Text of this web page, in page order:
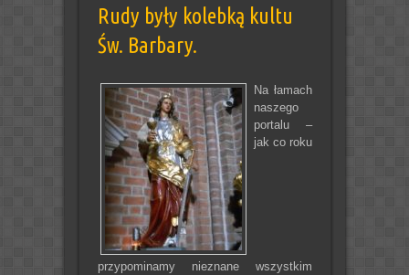
Rudy były kolebką kultu
Św. Barbary.
Na łamach
naszego
portalu –
jak co roku
przypominamy nieznane wszystkim